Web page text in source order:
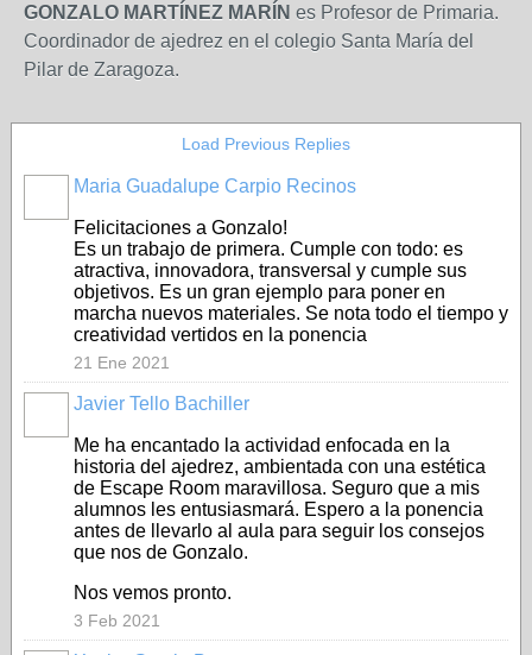
GONZALO MARTÍNEZ MARÍN es Profesor de Primaria.
Coordinador de ajedrez en el colegio Santa María del
Pilar de Zaragoza.
Load Previous Replies
Maria Guadalupe Carpio Recinos
Felicitaciones a Gonzalo!
Es un trabajo de primera. Cumple con todo: es
atractiva, innovadora, transversal y cumple sus
objetivos. Es un gran ejemplo para poner en
marcha nuevos materiales. Se nota todo el tiempo y
creatividad vertidos en la ponencia
21 Ene 2021
Javier Tello Bachiller
Me ha encantado la actividad enfocada en la
historia del ajedrez, ambientada con una estética
de Escape Room maravillosa. Seguro que a mis
alumnos les entusiasmará. Espero a la ponencia
antes de llevarlo al aula para seguir los consejos
que nos de Gonzalo.
Nos vemos pronto.
3 Feb 2021